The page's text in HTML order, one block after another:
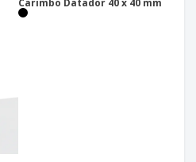
Carimbo Datador 40 x 40 mm